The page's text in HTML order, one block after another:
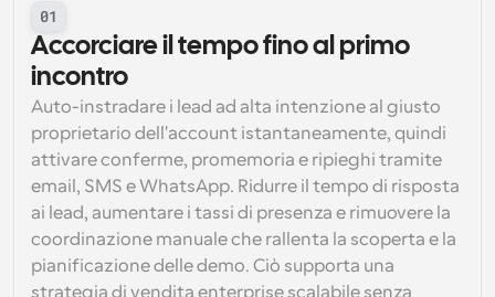
01
Accorciare il tempo fino al primo
incontro
Auto-instradare i lead ad alta intenzione al giusto
proprietario dell'account istantaneamente, quindi
attivare conferme, promemoria e ripieghi tramite
email, SMS e WhatsApp. Ridurre il tempo di risposta
ai lead, aumentare i tassi di presenza e rimuovere la
coordinazione manuale che rallenta la scoperta e la
pianificazione delle demo. Ciò supporta una
strategia di vendita enterprise scalabile senza